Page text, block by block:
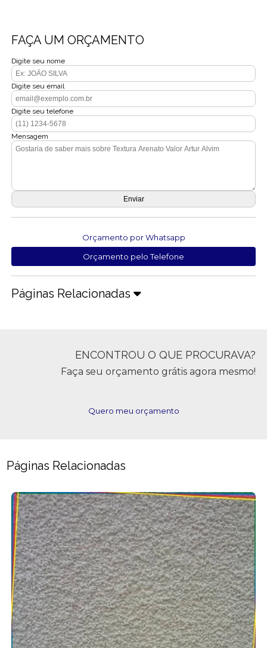
FAÇA UM ORÇAMENTO
Digite seu nome
Digite seu email
Digite seu telefone
Mensagem
Orçamento por Whatsapp
Orçamento pelo Telefone
Páginas Relacionadas
ENCONTROU O QUE PROCURAVA?
Faça seu orçamento grátis agora mesmo!
Quero meu orçamento
Páginas Relacionadas